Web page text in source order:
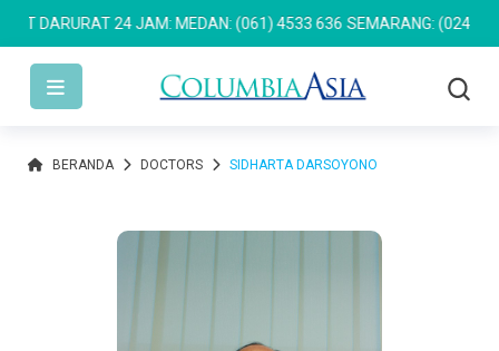
DARURAT 24 JAM: MEDAN: (061) 4533 636 SEMARANG: (024) 762
BERANDA DOCTORS SIDHARTA DARSOYONO